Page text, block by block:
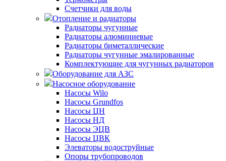
Счетчики для воды
Отопление и радиаторы
Радиаторы чугунные
Радиаторы алюминиевые
Радиаторы биметаллические
Радиаторы чугунные эмалированные
Комплектующие для чугунных радиаторов
Оборудование для АЗС
Насосное оборудование
Насосы Wilo
Насосы Grundfos
Насосы ЦН
Насосы НД
Насосы ЭЦВ
Насосы ЦВК
Элеваторы водоструйные
Опоры трубопроводов